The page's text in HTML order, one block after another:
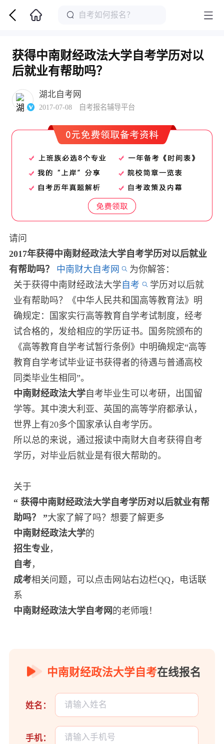
获得中南财经政法大学自考学历对以
后就业有帮助吗？
湖北自考网
2017-07-08 自考报名辅导平台
请问
2017年获得中南财经政法大学自考学历对以后就业
有帮助吗？
中南财大自考网
为你解答：
关于获得中南财经政法大学 自考
学历对以后就
业有帮助吗？《中华人民共和国高等教育法》明
确规定：国家实行高等教育自学考试制度，经考
试合格的，发给相应的学历证书。国务院颁布的
《高等教育自学考试暂行条例》中明确规定“高等
教育自学考试毕业证书获得者的待遇与普通高校
同类毕业生相同”。
中南财经政法大学自考毕业生可以考研，出国留
学等。其中澳大利亚、英国的高等学府都承认，
世界上有20多个国家承认自考学历。
所以总的来说，通过报读中南财大自考获得自考
学历，对毕业后就业是有很大帮助的。
关于
“ 获得中南财经政法大学自考学历对以后就业有帮
助吗？ ”大家了解了吗？想要了解更多
中南财经政法大学的
招生专业 ，
自考，
成考相关问题，可以点击网站右边栏QQ，电话联
系
中南财经政法大学自考网 的老师哦！
中南财经政法大学自考在线报名
姓名：
手机：